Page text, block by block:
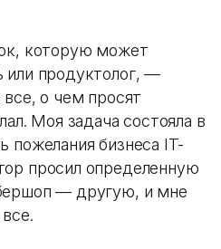
которую может
или продуктолог, —
все, о чем просят
Моя задача состояла в
пожелания бизнеса IT-
просил определенную
— другую, и мне